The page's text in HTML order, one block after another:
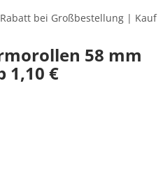
bei Großbestellung | Kauf
58 mm
1,10 €